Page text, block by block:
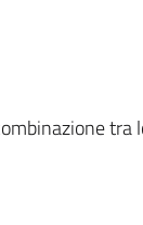
tra